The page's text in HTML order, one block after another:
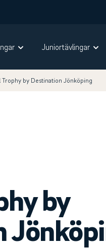
Juniortävlingar
Trophy by Destination Jönköping
by